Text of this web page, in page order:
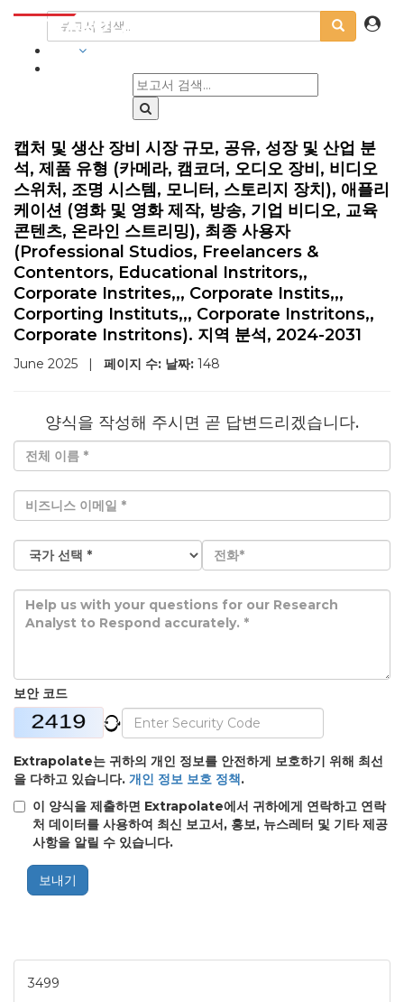
캡처 및 생산 장비 시장 규모, 공유, 성장 및 산업 분
석, 제품 유형 (카메라, 캠코더, 오디오 장비, 비디오
스위처, 조명 시스템, 모니터, 스토리지 장치), 애플리
케이션 (영화 및 영화 제작, 방송, 기업 비디오, 교육
콘텐츠, 온라인 스트리밍), 최종 사용자
(Professional Studios, Freelancers &
Contentors, Educational Instritors,,
Corporate Instrites,,, Corporate Instits,,,
Corporting Instituts,,, Corporate Instritons,,
Corporate Instritons). 지역 분석, 2024-2031
June 2025 | 페이지 수: 날짜: 148
양식을 작성해 주시면 곧 답변드리겠습니다.
보안 코드
Extrapolate는 귀하의 개인 정보를 안전하게 보호하기 위해 최선
을 다하고 있습니다. 개인 정보 보호 정책.
이 양식을 제출하면 Extrapolate에서 귀하에게 연락하고 연락
처 데이터를 사용하여 최신 보고서, 홍보, 뉴스레터 및 기타 제공
사항을 알릴 수 있습니다.
보내기
3499